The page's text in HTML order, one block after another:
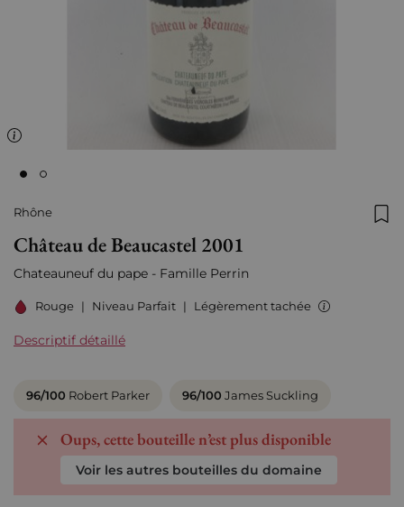
Rhône
Château de Beaucastel 2001
Chateauneuf du pape - Famille Perrin
Rouge | Niveau Parfait | Légèrement tachée
Descriptif détaillé
96/100 Robert Parker 96/100 James Suckling
Oups, cette bouteille n’est plus disponible
Voir les autres bouteilles du domaine